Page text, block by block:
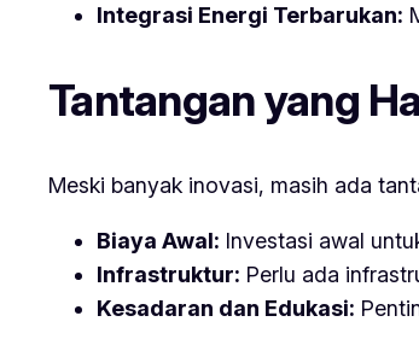
Integrasi Energi Terbarukan:
Tantangan yang
Meski banyak inovasi, masih ada
Biaya Awal: Investasi awal
Infrastruktur: Perlu ada
Kesadaran dan Edukasi: